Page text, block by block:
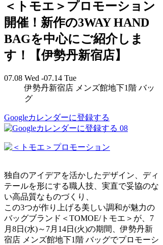
＜トモエ＞プロモーション
開催！新作の3WAY HAND
BAGを中心にご紹介しま
す！【伊勢丹新宿店】
07.08 Wed -07.14 Tue
伊勢丹新宿店 メンズ館地下1階 バッ
グ
Googleカレンダーに登録する
08
独自のアイデアを活かしたデザイン、ディ
テールを形にする職人技、実直で妥協のな
い高品質なものづくり、
この3つが作り上げる美しい調和が魅力の
バッグブランド＜TOMOE/トモエ＞が、7
月8日(水)～7月14日(火)の期間、伊勢丹新
宿店 メンズ館地下1階 バッグでプロモーシ